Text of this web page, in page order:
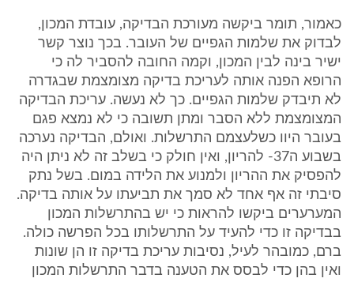
כאמור, תומר ביקשה מעורכת הבדיקה, עובדת המכון,
לבדוק את שלמות הגפיים של העובר. בכך נוצר קשר
ישיר בינה לבין המכון, וקמה החובה להסביר לה כי
הרופא הפנה אותה לעריכת בדיקה מצומצמת שבגדרה
לא תיבדק שלמות הגפיים. כך לא נעשה. עריכת הבדיקה
המצומצמת ללא הסבר ומתן תשובה כי לא נמצא פגם
בעובר היוו כשלעצמם התרשלות. ואולם, הבדיקה נערכה
בשבוע ה37- להריון, ואין חולק כי בשלב זה לא ניתן היה
להפסיק את ההריון ולמנוע את הלידה במום. בשל נתק
סיבתי זה אף אחד לא סמך את תביעתו על אותה בדיקה.
המערערים ביקשו להראות כי יש בהתרשלות המכון
בבדיקה זו כדי להעיד על התרשלותו בכל הפרשה כולה.
ברם, כמובהר לעיל, נסיבות עריכת בדיקה זו הן שונות
ואין בהן כדי לבסס את הטענה בדבר התרשלות המכון